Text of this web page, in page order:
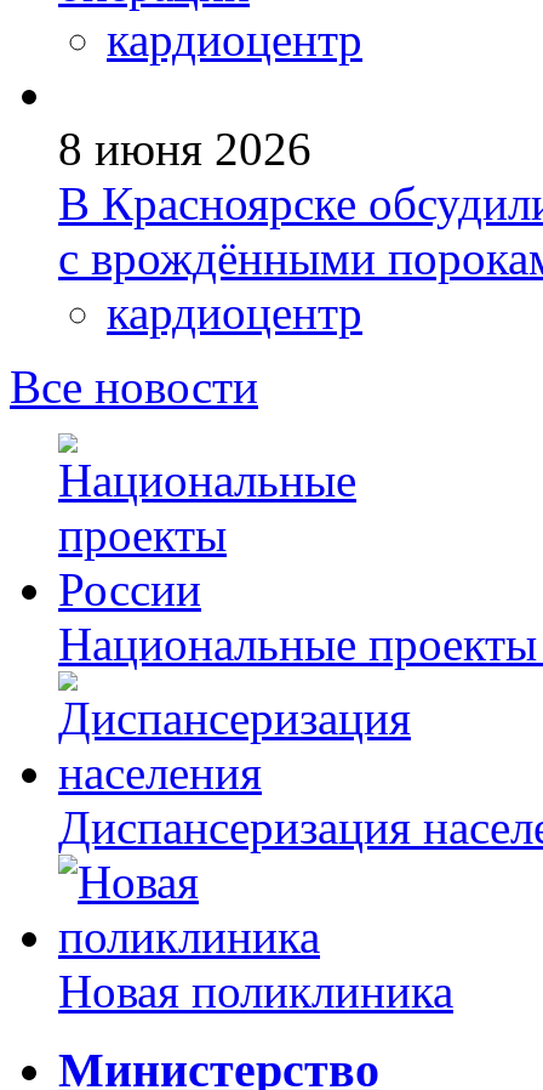
кардиоцентр
8 июня 2026
В Красноярске
с врождёнными
кардиоцентр
Все новости
Национальные
Диспансеризация
Новая поликлиника
Министерство